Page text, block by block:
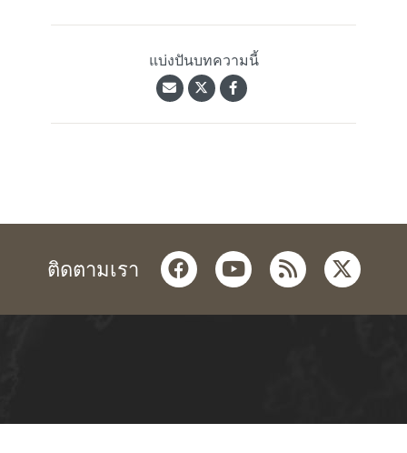
แบ่งปันบทความนี้
ติดตามเรา facebookyoutube
rss twitter